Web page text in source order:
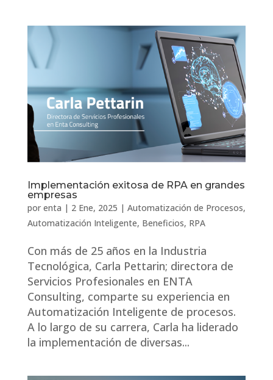
Implementación exitosa de RPA en grandes
empresas
por enta | 2 Ene, 2025 | Automatización de Procesos,
Automatización Inteligente, Beneficios, RPA
Con más de 25 años en la Industria
Tecnológica, Carla Pettarin; directora de
Servicios Profesionales en ENTA
Consulting, comparte su experiencia en
Automatización Inteligente de procesos.
A lo largo de su carrera, Carla ha liderado
la implementación de diversas...